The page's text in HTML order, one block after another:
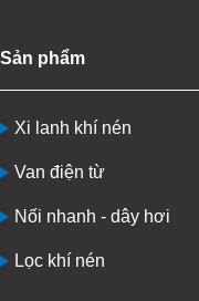
Sản phẩm
Xi lanh khí nén
Van điện từ
Nối nhanh - dây hơi
Lọc khí nén